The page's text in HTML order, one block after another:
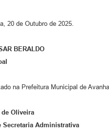
20 de Outubro de 2025.
BERALDO
na Prefeitura Municipal de
Oliveira
Secretaria Administrativa